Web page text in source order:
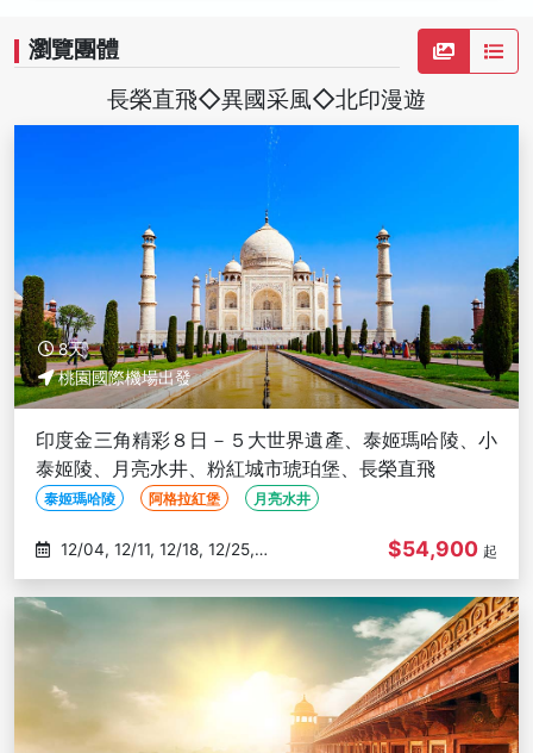
瀏覽團體
長榮直飛◇異國采風◇北印漫遊
8天
桃園國際機場出發
印度金三角精彩８日－５大世界遺產、泰姬瑪哈陵、小
泰姬陵、月亮水井、粉紅城市琥珀堡、長榮直飛
泰姬瑪哈陵 阿格拉紅堡 月亮水井
01/01
$54,900 起